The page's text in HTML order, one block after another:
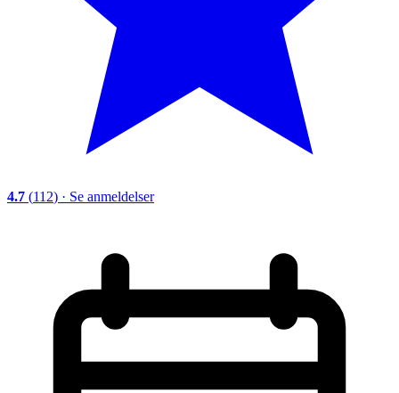
4.7 (112) · Se anmeldelser